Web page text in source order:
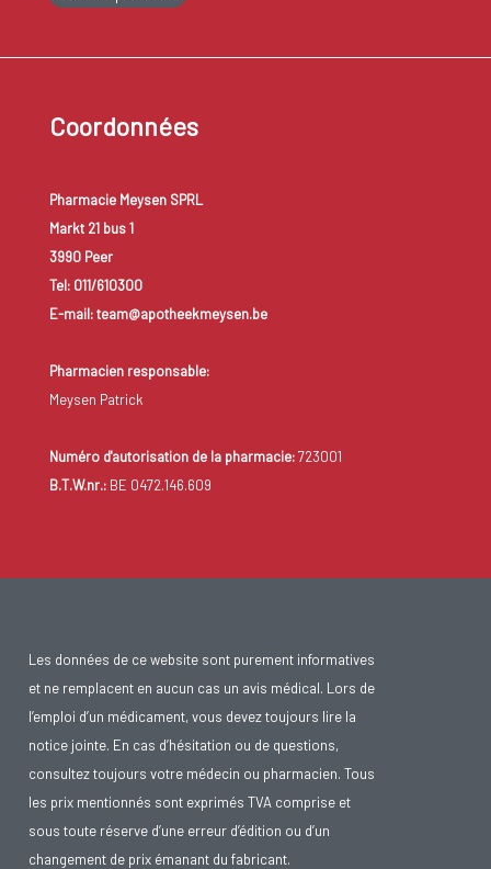
Coordonnées
Pharmacie Meysen SPRL
Markt 21 bus 1
3990 Peer
Tel: 011/610300
E-mail: team@apotheekmeysen.be
Pharmacien responsable:
Meysen Patrick
Numéro d'autorisation de la pharmacie:723001
B.T.W.nr.:BE 0472.146.609
Les données de ce website sont purement informatives
et ne remplacent en aucun cas un avis médical. Lors de
l’emploi d’un médicament, vous devez toujours lire la
notice jointe. En cas d’hésitation ou de questions,
consultez toujours votre médecin ou pharmacien. Tous
les prix mentionnés sont exprimés TVA comprise et
sous toute réserve d’une erreur d’édition ou d’un
changement de prix émanant du fabricant.